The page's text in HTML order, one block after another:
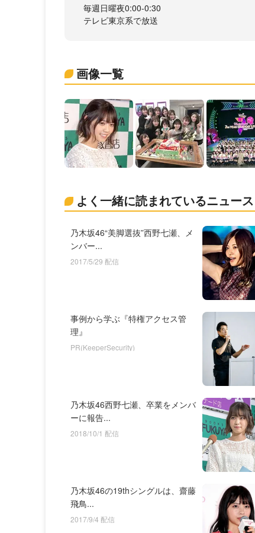
毎週日曜夜0:00-0:30
テレビ東京系で放送
画像一覧
よく一緒に読まれているニュース
乃木坂46“美脚選抜”西野七瀬、メ
ンバー...
2017/5/29 配信
事例から学ぶ『特権アクセス管
理』
PR(KeeperSecurity)
乃木坂46西野七瀬、卒業をメンバ
ーに報告...
2018/10/1 配信
乃木坂46の19thシングルは、齋藤
飛鳥...
2017/9/4 配信